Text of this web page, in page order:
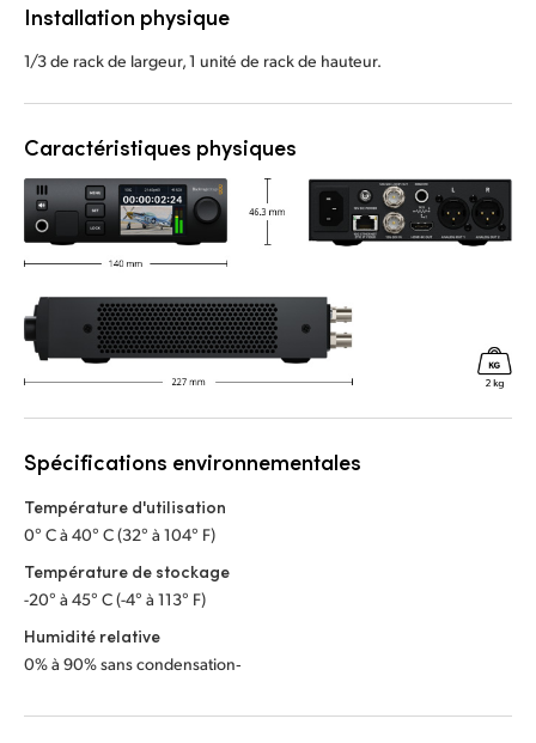
Installation physique
1/3 de rack de largeur, 1 unité de rack de hauteur.
Caractéristiques physiques
Spécifications environnementales
Température d'utilisation
0° C à 40° C (32° à 104° F)
Température de stockage
-20° à 45° C (-4° à 113° F)
Humidité relative
0% à 90% sans condensation‑